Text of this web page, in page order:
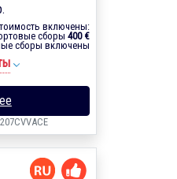
включены:
сборы 400 €
сборы включены